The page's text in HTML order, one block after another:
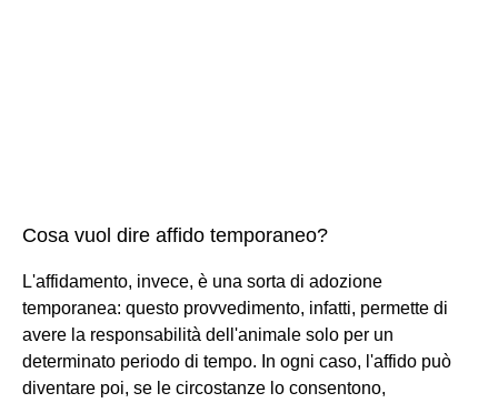
Cosa vuol dire affido temporaneo?
L'affidamento, invece, è una sorta di adozione
temporanea: questo provvedimento, infatti, permette di
avere la responsabilità dell'animale solo per un
determinato periodo di tempo. In ogni caso, l'affido può
diventare poi, se le circostanze lo consentono,